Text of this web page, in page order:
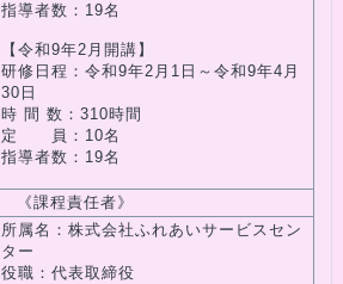
指導者数：19名
【令和9年2月開講】
研修日程：令和9年2月1日～令和9年4月
30日
時 間 数：310時間
定 員：10名
指導者数：19名
《課程責任者》
所属名：株式会社ふれあいサービスセン
ター
役職：代表取締役